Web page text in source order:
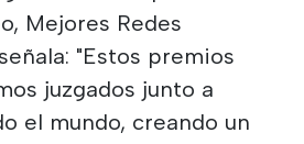
Mejores Redes
"Estos premios
juzgados junto a
el mundo, creando un